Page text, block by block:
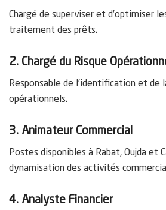
Chargé de superviser et d’optimiser
traitement des prêts.
2. Chargé du Risque
Responsable de l’identification et de
opérationnels.
3. Animateur Commercial
Postes disponibles à Rabat, Oujda et
dynamisation des activités
4. Analyste Financier